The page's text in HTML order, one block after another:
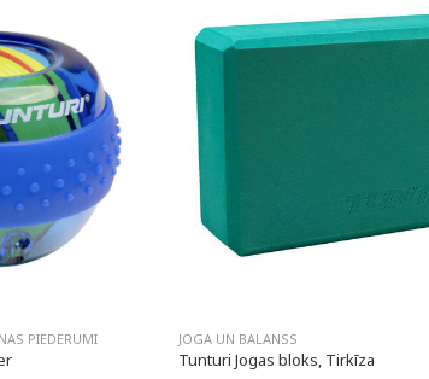
PIEDERUMI JOGA UN BALANSS
Tunturi Jogas bloks, Tirkīza